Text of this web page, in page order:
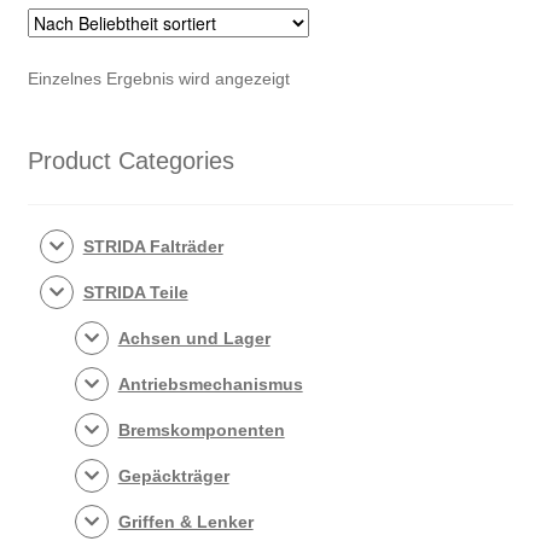
Einzelnes Ergebnis wird angezeigt
Product Categories
STRIDA Falträder
STRIDA Teile
Achsen und Lager
Antriebsmechanismus
Bremskomponenten
Gepäckträger
Griffen & Lenker